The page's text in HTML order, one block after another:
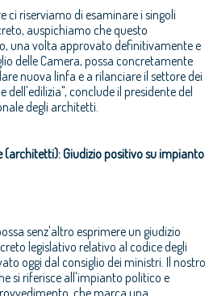
ci riserviamo di esaminare i singoli
auspichiamo che questo
una volta approvato definitivamente e
delle Camera, possa concretamente
nuova linfa e a rilanciare il settore dei
dell'edilizia", conclude il presidente del
degli architetti.
(architetti): Giudizio positivo su impianto
senz'altro esprimere un giudizio
legislativo relativo al codice degli
oggi dal consiglio dei ministri. Il nostro
si riferisce all'impianto politico e
che marca una